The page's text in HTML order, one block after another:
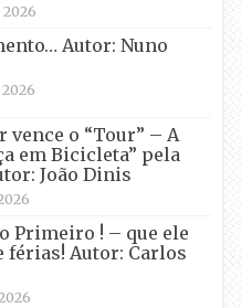
Autor: Nuno
vence o “Tour” – A
em Bicicleta” pela
João Dinis
Primeiro ! – que ele
férias! Autor: Carlos